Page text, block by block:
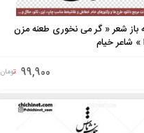
باز شعر « گر می نخوری طعنه مزن
» شاعر خیام
99,900 تومان